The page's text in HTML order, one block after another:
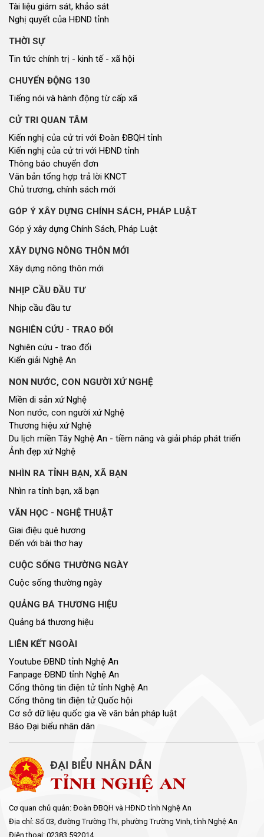
Tài liệu giám sát, khảo sát
Nghị quyết của HĐND tỉnh
THỜI SỰ
Tin tức chính trị - kinh tế - xã hội
CHUYỂN ĐỘNG 130
Tiếng nói và hành động từ cấp xã
CỬ TRI QUAN TÂM
Kiến nghị của cử tri với Đoàn ĐBQH tỉnh
Kiến nghị của cử tri với HĐND tỉnh
Thông báo chuyển đơn
Văn bản tổng hợp trả lời KNCT
Chủ trương, chính sách mới
GÓP Ý XÂY DỰNG CHÍNH SÁCH, PHÁP LUẬT
Góp ý xây dựng Chính Sách, Pháp Luật
XÂY DỰNG NÔNG THÔN MỚI
Xây dựng nông thôn mới
NHỊP CẦU ĐẦU TƯ
Nhịp cầu đầu tư
NGHIÊN CỨU - TRAO ĐỔI
Nghiên cứu - trao đổi
Kiến giải Nghệ An
NON NƯỚC, CON NGƯỜI XỨ NGHỆ
Miền di sản xứ Nghệ
Non nước, con người xứ Nghệ
Thương hiệu xứ Nghệ
Du lịch miền Tây Nghệ An - tiềm năng và giải pháp phát triển
Ảnh đẹp xứ Nghệ
NHÌN RA TỈNH BẠN, XÃ BẠN
Nhìn ra tỉnh bạn, xã bạn
VĂN HỌC - NGHỆ THUẬT
Giai điệu quê hương
Đến với bài thơ hay
CUỘC SỐNG THƯỜNG NGÀY
Cuộc sống thường ngày
QUẢNG BÁ THƯƠNG HIỆU
Quảng bá thương hiệu
LIÊN KẾT NGOÀI
Youtube ĐBND tỉnh Nghệ An
Fanpage ĐBND tỉnh Nghệ An
Cổng thông tin điện tử tỉnh Nghệ An
Cổng thông tin điện tử Quốc hội
Cơ sở dữ liệu quốc gia về văn bản pháp luật
Báo Đại biểu nhân dân
Cơ quan chủ quản: Đoàn ĐBQH và HĐND tỉnh Nghệ An
Địa chỉ: Số 03, đường Trường Thi, phường Trường Vinh, tỉnh Nghệ An
Điện thoại: 02383.592014